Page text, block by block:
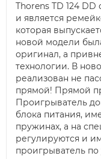
Thorens TD 124
и является
которая
новой модели
оригинал, а
технологии. В
реализован не
прямой! Прямой
Проигрыватель
блока питания,
пружинах, а на
регулируются и
проигрыватель